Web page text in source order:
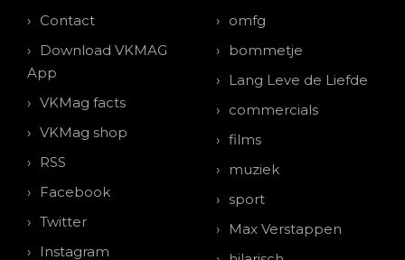
Contact
Download VKMAG
App
VKMag facts
VKMag shop
RSS
Facebook
Twitter
Instagram
omfg
bommetje
Lang Leve de Liefde
commercials
films
muziek
sport
Max Verstappen